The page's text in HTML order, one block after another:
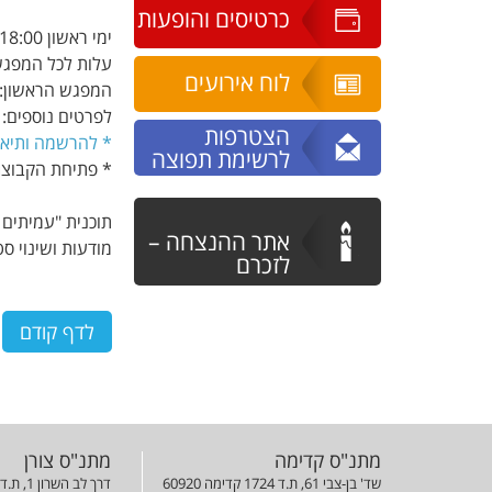
כרטיסים והופעות
לוח אירועים
הצטרפות
לרשימת תפוצה
אתר ההנצחה –
לזכרם
ימי ראשון 19:30-18:00
עלות לכל המפגשים: 150
המפגש הראשון: 31.3.24 (משוער)
לפרטים נוספים: רותי 053-3903860 או אלה
*להרשמה
* פתיחת
תוכנית
מודעות
מתנ"ס קדימה
שד' בן-צבי 61, ת.ד 1724 קדימה 60920
מתנ"ס צורן
דרך לב השרון 1, ת.ד 42823 צורן 42823